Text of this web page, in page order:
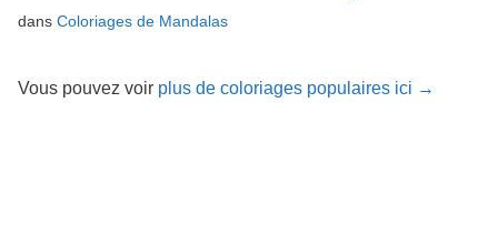
dans Coloriages de Mandalas
Vous pouvez voir plus de coloriages populaires ici →